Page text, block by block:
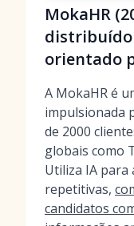
MokaHR
distribuído
orientado
A MokaHR é
impulsionada
de 2000
globais como
Utiliza IA
repetitivas,
candidatos